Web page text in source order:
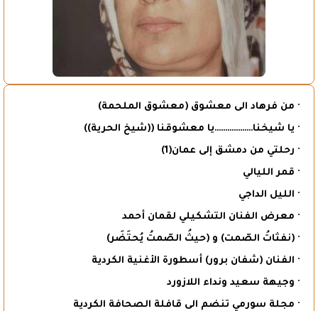
· من فرهاد الى معشوق (معشوق الملحمة)
· يا شيخنا………………يا معشوقنا ((شيخ الحرية))
· رحلتي من دمشق إلى عمان(1)
· قمر الليالي
· الليل الداجي
· معرض الفنان التشكيلي لقمان أحمد
· (نفثاتُ الصّمت) و (حيثُ الصّمتُ يُحتَضَر)
· الفنان (شفان برور) أسطورة الأغنية الكردية
· وجيهة سعيد ونداء اللازورد
· مجلة سورمي تنضم الى قافلة الصحافة الكردية